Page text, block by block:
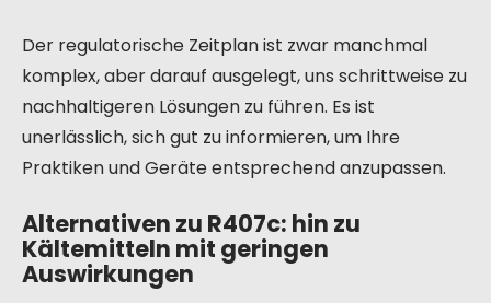
Der regulatorische Zeitplan ist zwar manchmal
komplex, aber darauf ausgelegt, uns schrittweise zu
nachhaltigeren Lösungen zu führen. Es ist
unerlässlich, sich gut zu informieren, um Ihre
Praktiken und Geräte entsprechend anzupassen.
Alternativen zu R407c: hin zu
Kältemitteln mit geringen
Auswirkungen